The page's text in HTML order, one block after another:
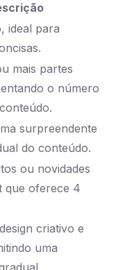
ideal para
mais partes
o número
surpreendente
do conteúdo.
ou novidades
que oferece 4
criativo e
uma